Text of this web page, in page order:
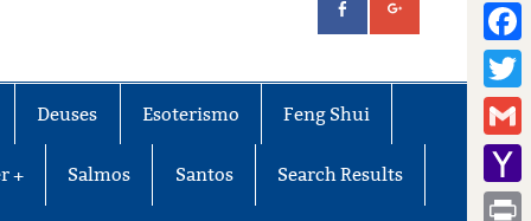
Deuses Esoterismo Feng Shui
+ Salmos Santos Search Results
Gmail